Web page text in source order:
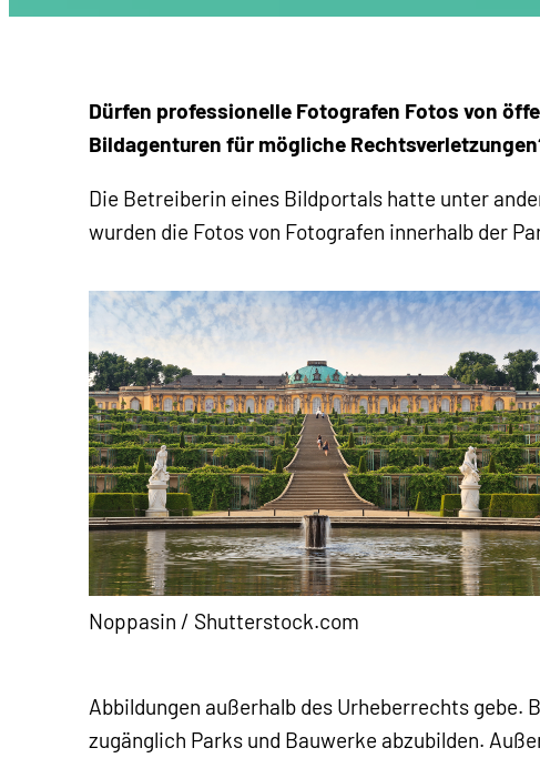
Dürfen professionelle Fotografen Fotos von
Bildagenturen für mögliche
Die Betreiberin eines Bildportals hatte unter
wurden die Fotos von Fotografen innerhalb der
Noppasin / Shutterstock.com
Abbildungen außerhalb des Urheberrechts
zugänglich Parks und Bauwerke abzubilden.